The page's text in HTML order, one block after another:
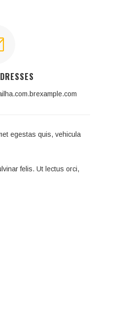
egestas quis, vehicula
felis. Ut lectus orci,